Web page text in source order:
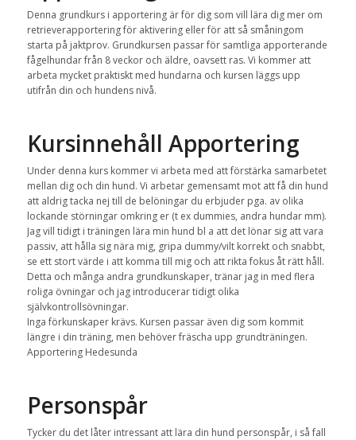
Denna grundkurs i apportering är för dig som vill lära dig mer om
retrieverapportering för aktivering eller för att så småningom
starta på jaktprov. Grundkursen passar för samtliga apporterande
fågelhundar från 8 veckor och äldre, oavsett ras. Vi kommer att
arbeta mycket praktiskt med hundarna och kursen läggs upp
utifrån din och hundens nivå.
Kursinnehåll Apportering
Under denna kurs kommer vi arbeta med att förstärka samarbetet
mellan dig och din hund. Vi arbetar gemensamt mot att få din hund
att aldrig tacka nej till de belöningar du erbjuder pga. av olika
lockande störningar omkring er (t ex dummies, andra hundar mm).
Jag vill tidigt i träningen lära min hund bl a att det lönar sig att vara
passiv, att hålla sig nära mig, gripa dummy/vilt korrekt och snabbt,
se ett stort värde i att komma till mig och att rikta fokus åt rätt håll.
Detta och många andra grundkunskaper, tränar jag in med flera
roliga övningar och jag introducerar tidigt olika
självkontrollsövningar.
Inga förkunskaper krävs. Kursen passar även dig som kommit
längre i din träning, men behöver fräscha upp grundträningen.
Apportering Hedesunda
Personspår
Tycker du det låter intressant att lära din hund personspår, i så fall